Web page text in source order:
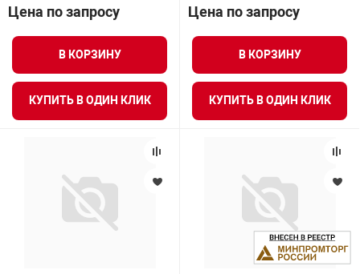
Цена по запросу
В КОРЗИНУ
КУПИТЬ В ОДИН КЛИК
Цена по запросу
В КОРЗИНУ
КУПИТЬ В ОДИН КЛИК